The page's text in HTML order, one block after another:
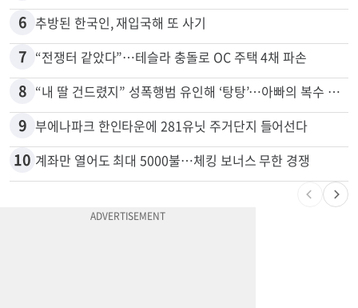
6 추방된 한국인, 재입국해 또 사기
7 “전쟁터 같았다”…테슬라 충돌로 OC 주택 4채 파손
8 “내 딸 건드렸지” 성폭행범 유인해 ‘탕탕’…아빠의 복수 결말
9 부에나파크 한인타운에 281유닛 주거단지 들어선다
10 계좌만 열어도 최대 5000불…체킹 보너스 무한 경쟁